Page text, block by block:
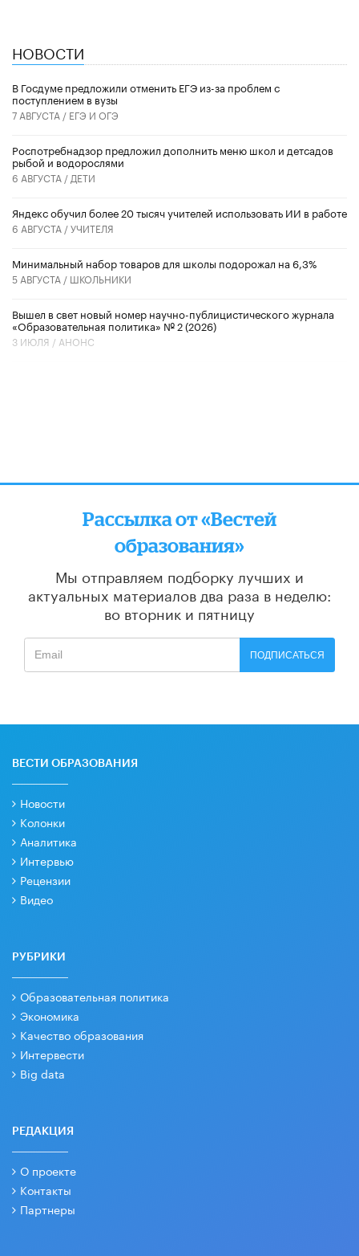
НОВОСТИ
В Госдуме предложили отменить ЕГЭ из-за проблем с
поступлением в вузы
7 АВГУСТА / ЕГЭ И ОГЭ
Роспотребнадзор предложил дополнить меню школ и детсадов
рыбой и водорослями
6 АВГУСТА / ДЕТИ
​Яндекс обучил более 20 тысяч учителей использовать ИИ в работе
6 АВГУСТА /УЧИТЕЛЯ
Минимальный набор товаров для школы подорожал на 6,3%
5 АВГУСТА / ШКОЛЬНИКИ
Вышел в свет новый номер научно-публицистического журнала
«Образовательная политика» № 2 (2026)
3 ИЮЛЯ / АНОНС
Рассылка от «Вестей
образования»
Мы отправляем подборку лучших и
актуальных материалов два раза в неделю:
во вторник и пятницу
ПОДПИСАТЬСЯ
ВЕСТИ ОБРАЗОВАНИЯ
Новости
Колонки
Аналитика
Интервью
Рецензии
Видео
РУБРИКИ
Образовательная политика
Экономика
Качество образования
Интервести
Big data
РЕДАКЦИЯ
О проекте
Контакты
Партнеры